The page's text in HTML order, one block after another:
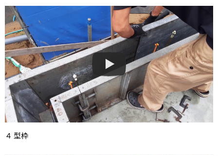
４ 型枠